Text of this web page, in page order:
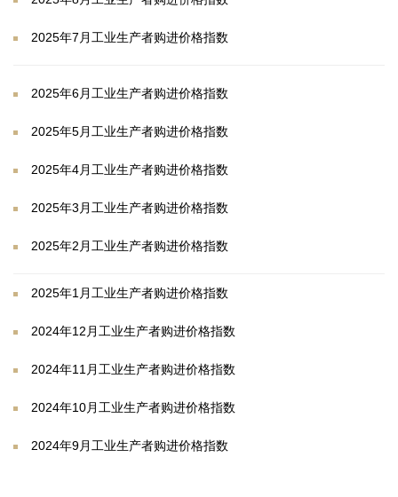
2025年7月工业生产者购进价格指数
2025年6月工业生产者购进价格指数
2025年5月工业生产者购进价格指数
2025年4月工业生产者购进价格指数
2025年3月工业生产者购进价格指数
2025年2月工业生产者购进价格指数
2025年1月工业生产者购进价格指数
2024年12月工业生产者购进价格指数
2024年11月工业生产者购进价格指数
2024年10月工业生产者购进价格指数
2024年9月工业生产者购进价格指数